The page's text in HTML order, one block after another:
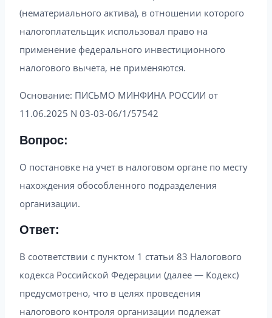
(нематериального актива), в отношении которого
налогоплательщик использовал право на
применение федерального инвестиционного
налогового вычета, не применяются.
Основание: ПИСЬМО МИНФИНА РОССИИ от
11.06.2025 N 03-03-06/1/57542
Вопрос:
О постановке на учет в налоговом органе по месту
нахождения обособленного подразделения
организации.
Ответ:
В соответствии с пунктом 1 статьи 83 Налогового
кодекса Российской Федерации (далее — Кодекс)
предусмотрено, что в целях проведения
налогового контроля организации подлежат